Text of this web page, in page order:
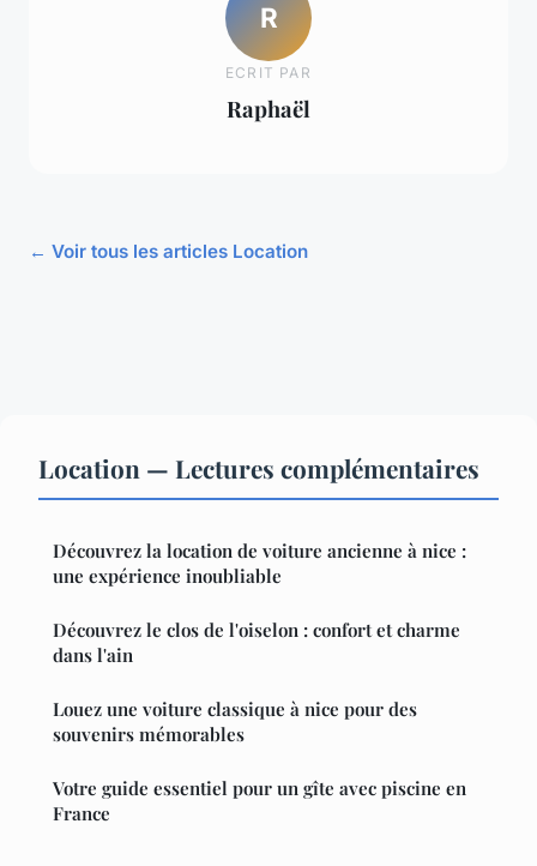
R
ECRIT PAR
Raphaël
← Voir tous les articles Location
Location — Lectures complémentaires
Découvrez la location de voiture ancienne à nice :
une expérience inoubliable
Découvrez le clos de l'oiselon : confort et charme
dans l'ain
Louez une voiture classique à nice pour des
souvenirs mémorables
Votre guide essentiel pour un gîte avec piscine en
France